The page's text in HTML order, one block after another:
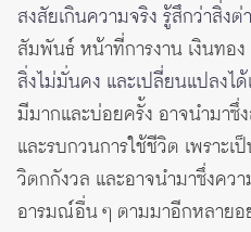
สงสัยเกินความจริง รู้สึกว่าสิ่งต่
สัมพันธ์ หน้าที่การงาน เงินทอ
สิ่งไม่มั่นคง และเปลี่ยนแปลงได้
มีมากและบ่อยครั้ง อาจนำมา
และรบกวนการใช้ชีวิต เพราะ
วิตกกังวล และอาจนำมาซึ่งคว
อารมณ์อื่น ๆ ตามมาอีกหลายอ